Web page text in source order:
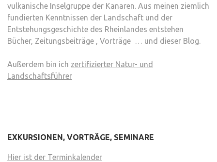
vulkanische Inselgruppe der Kanaren. Aus meinen ziemlich
fundierten Kenntnissen der Landschaft und der
Entstehungsgeschichte des Rheinlandes entstehen
Bücher, Zeitungsbeiträge , Vorträge … und dieser Blog.
Außerdem bin ich zertifizierter Natur- und
Landschaftsführer
EXKURSIONEN, VORTRÄGE, SEMINARE
Hier ist der Terminkalender